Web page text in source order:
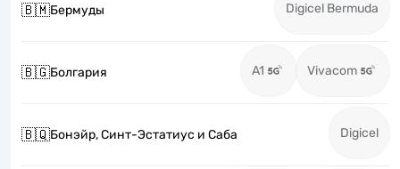
🇧🇲Бермуды Digicel Bermuda
🇧🇬Болгария A1 Vivacom
🇧🇶Бонэйр, Синт-Эстатиус и Саба Digicel